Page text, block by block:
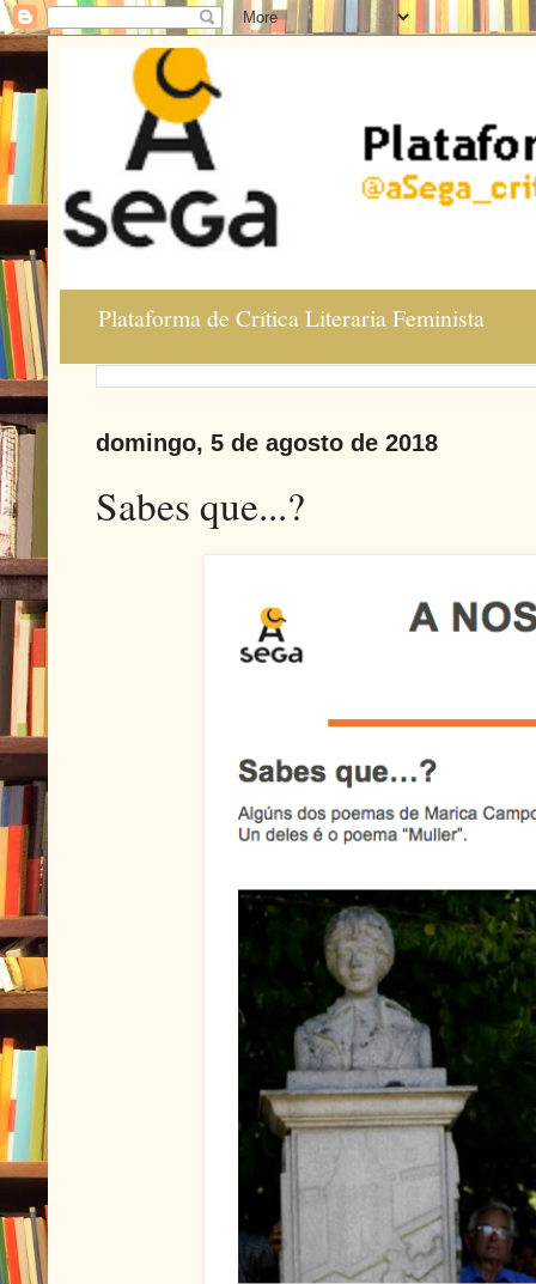
Plataforma de Crítica Literaria Feminista
domingo, 5 de agosto de 2018
Sabes que...?